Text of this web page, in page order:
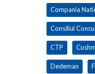
Compania
Consiliul
CTP
Dedeman